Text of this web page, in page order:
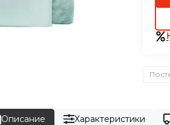
Описание Характеристики